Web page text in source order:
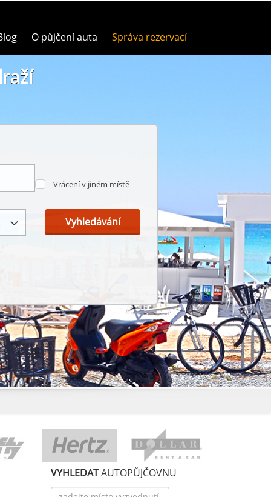
O půjčení auta Správa rezervací
Vrácení v jiném místě
Vyhledávání
VYHLEDATAUTOPŮJČOVNU